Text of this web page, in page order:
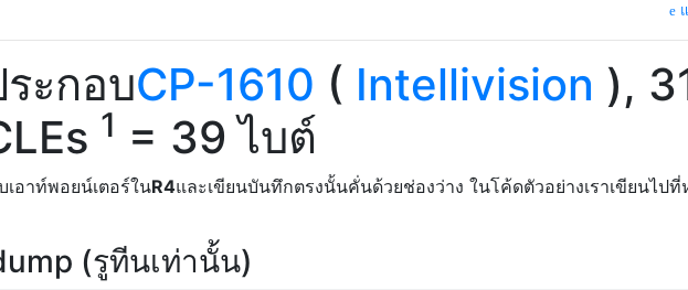
ะกอบCP-1610 ( Intellivision ),
1 = 39 ไบต์
เอาท์พอยน์เตอร์ในR4และเขียนบันทึกตรงนั้นคั่นด้วยช่องว่าง ในโค้ดตัวอย่างเราเขียนไปที่
(รูทีนเท่านั้น)